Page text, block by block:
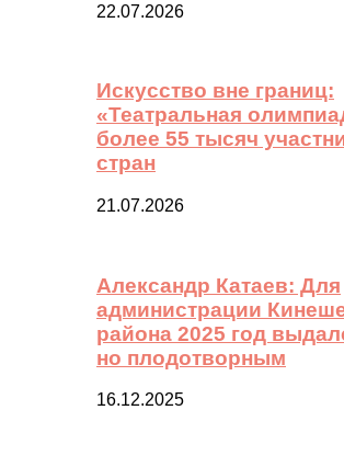
22.07.2026
Искусство вне границ:
«Театральная
более 55 тысяч
стран
21.07.2026
Александр Катаев: Для
администрации
района 2025 год
но плодотворным
16.12.2025